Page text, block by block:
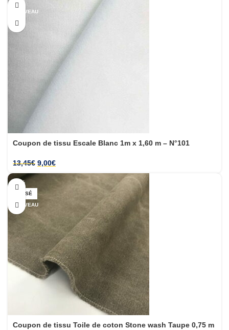
NOUVEAU
Coupon de tissu Escale Blanc 1m x 1,60 m – N°101
13,45€ 9,00€
-33%
ÉPUISÉ
NOUVEAU
Coupon de tissu Toile de coton Stone wash Taupe 0,75 m